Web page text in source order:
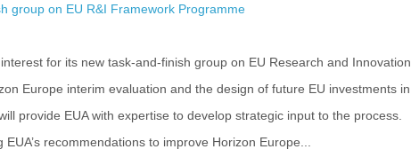
group on EU R&I Framework Programme
for its new task-and-finish group on EU Research and Innovation
Europe interim evaluation and the design of future EU investments in
provide EUA with expertise to develop strategic input to the process.
recommendations to improve Horizon Europe...